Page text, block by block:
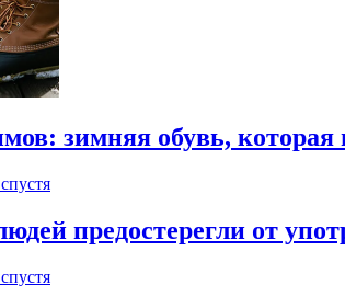
зимняя обувь, которая
предостерегли от